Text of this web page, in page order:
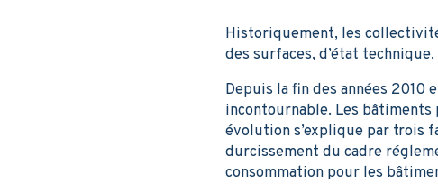
Historiquement, les
des surfaces, d’état
Depuis la fin des années
incontournable. Les
évolution s’explique par trois
durcissement du cadre
consommation pour les